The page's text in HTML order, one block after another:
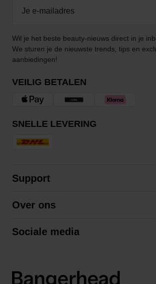
Wil je het beste beauty-nieuws direct in je
We sturen je de nieuwste trends, tips en
aanbiedingen!
VEILIG BETALEN
SNELLE LEVERING
Support
Algemene voorwaarden
Over ons
Sociale media
LinkedIn